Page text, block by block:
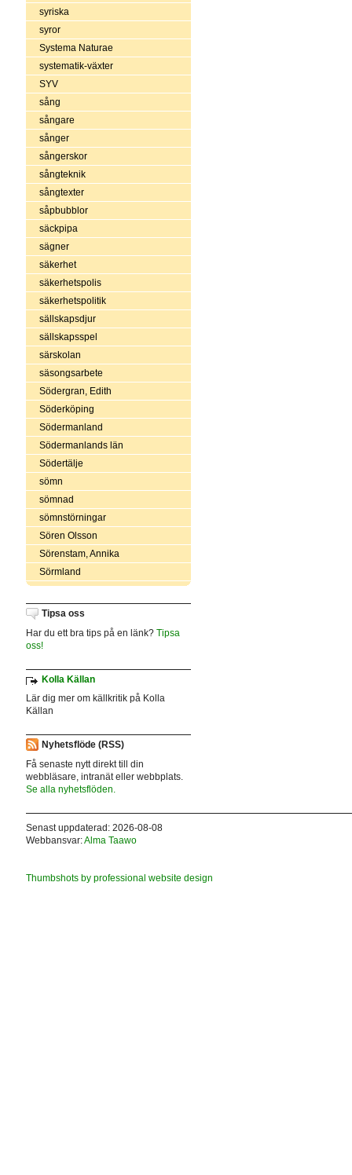
syriska
syror
Systema Naturae
systematik-växter
SYV
sång
sångare
sånger
sångerskor
sångteknik
sångtexter
såpbubblor
säckpipa
sägner
säkerhet
säkerhetspolis
säkerhetspolitik
sällskapsdjur
sällskapsspel
särskolan
säsongsarbete
Södergran, Edith
Söderköping
Södermanland
Södermanlands län
Södertälje
sömn
sömnad
sömnstörningar
Sören Olsson
Sörenstam, Annika
Sörmland
Tipsa oss
Har du ett bra tips på en länk? Tipsa
oss!
Kolla Källan
Lär dig mer om källkritik på Kolla
Källan
Nyhetsflöde (RSS)
Få senaste nytt direkt till din
webbläsare, intranät eller webbplats.
Se alla nyhetsflöden.
Senast uppdaterad: 2026-08-08
Webbansvar:Alma Taawo
Thumbshots by professional website design